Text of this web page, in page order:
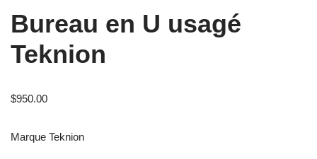
Bureau en U usagé
Teknion
$950.00
Marque Teknion